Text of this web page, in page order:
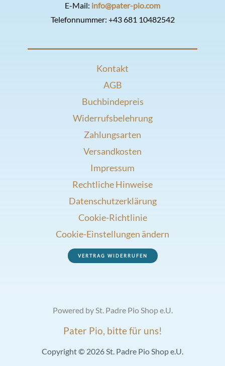
E-Mail: info@pater-pio.com
Telefonnummer: +43 681 10482542
Kontakt
AGB
Buchbindepreis
Widerrufsbelehrung
Zahlungsarten
Versandkosten
Impressum
Rechtliche Hinweise
Datenschutzerklärung
Cookie-Richtlinie
Cookie-Einstellungen ändern
VERTRAG WIDERRUFEN
Powered by St. Padre Pio Shop e.U.
Pater Pio, bitte für uns!
Copyright © 2026 St. Padre Pio Shop e.U.